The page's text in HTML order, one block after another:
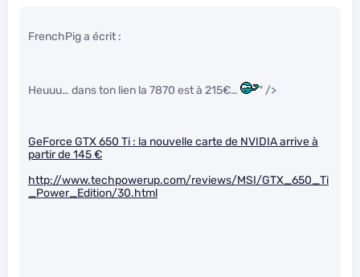
FrenchPig a écrit :
Heuuu… dans ton lien la 7870 est à 215€… " />
GeForce GTX 650 Ti : la nouvelle carte de NVIDIA arrive à
partir de 145 €
http://www.techpowerup.com/reviews/MSI/GTX_650_Ti
_Power_Edition/30.html